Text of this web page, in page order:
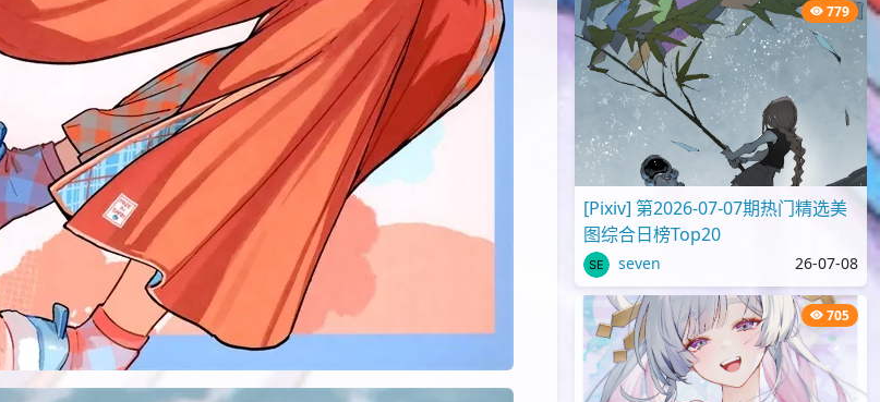
779
[Pixiv] 第2026-07-07期热门精选美
图综合日榜Top20
seven 26-07-08
705